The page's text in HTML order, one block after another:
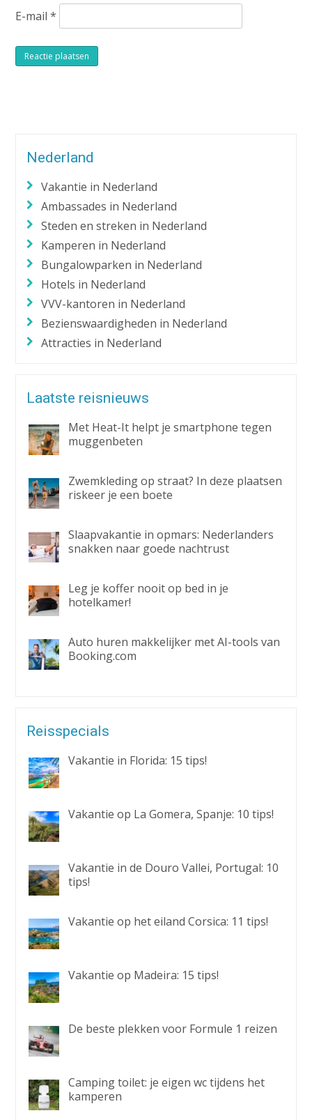
E-mail*
Nederland
Vakantie in Nederland
Ambassades in Nederland
Steden en streken in Nederland
Kamperen in Nederland
Bungalowparken in Nederland
Hotels in Nederland
VVV-kantoren in Nederland
Bezienswaardigheden in Nederland
Attracties in Nederland
Laatste reisnieuws
Met Heat-It helpt je smartphone tegen
muggenbeten
Zwemkleding op straat? In deze plaatsen
riskeer je een boete
Slaapvakantie in opmars: Nederlanders
snakken naar goede nachtrust
Leg je koffer nooit op bed in je
hotelkamer!
Auto huren makkelijker met AI-tools van
Booking.com
Reisspecials
Vakantie in Florida: 15 tips!
Vakantie op La Gomera, Spanje: 10 tips!
Vakantie in de Douro Vallei, Portugal: 10
tips!
Vakantie op het eiland Corsica: 11 tips!
Vakantie op Madeira: 15 tips!
De beste plekken voor Formule 1 reizen
Camping toilet: je eigen wc tijdens het
kamperen